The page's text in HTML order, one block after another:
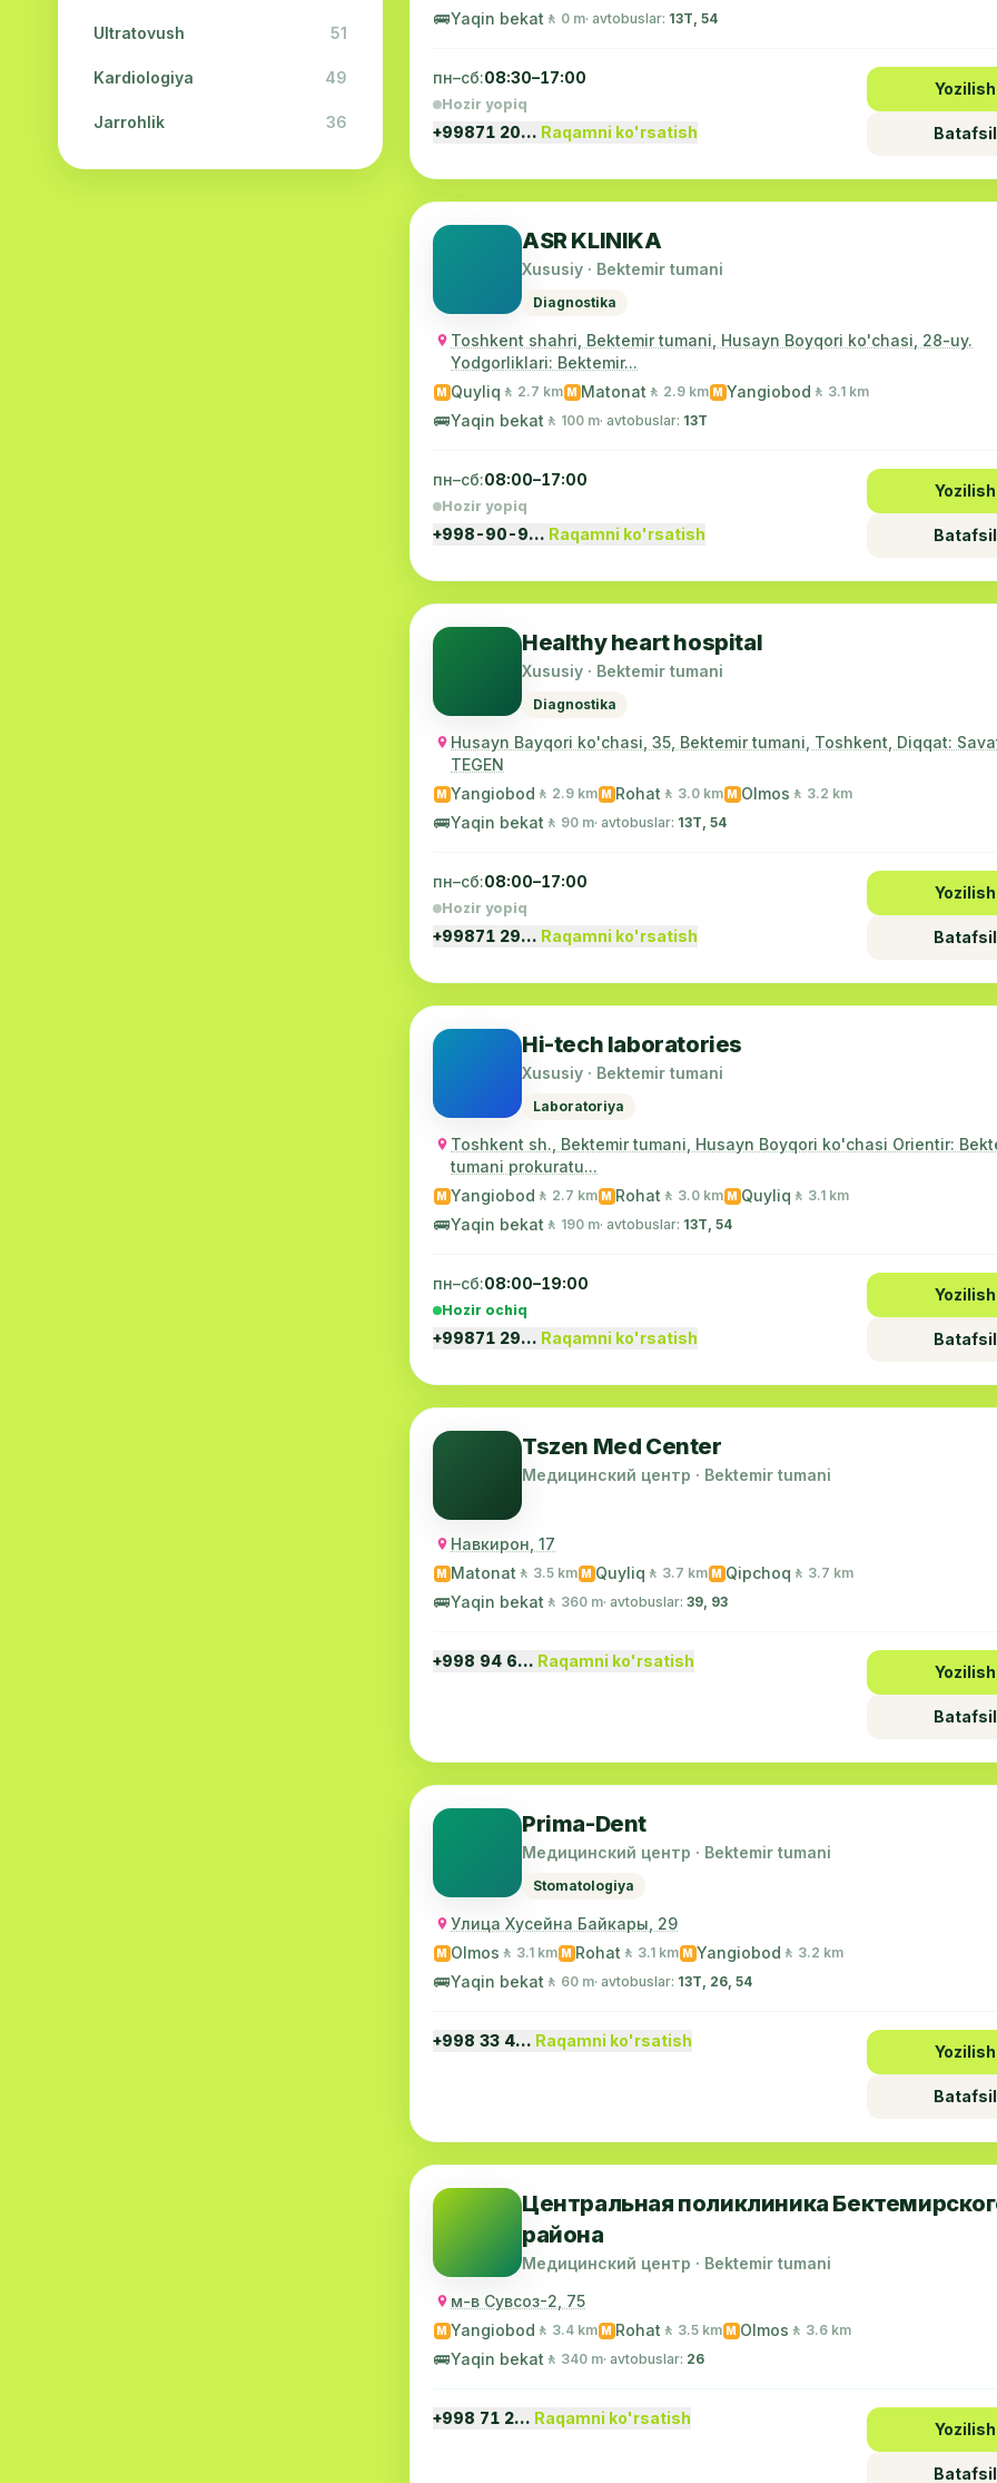
Ultratovush 51
Kardiologiya 49
Jarrohlik 36
Fizioterapiya 31
🚌Yaqin bekat 🚶 0 m· avtobuslar: 13Т, 54
пн–сб:08:30–17:00
Hozir yopiq
+99871 20… Raqamni ko'rsatish
Yozilish
Batafsil
ASR KLINIKA
Xususiy · Bektemir tumani
Diagnostika
Toshkent shahri, Bektemir tumani, Husayn Boyqori ko'chasi, 28-uy.
Yodgorliklari: Bektemir...
M Quyliq 🚶 2.7 km M Matonat 🚶 2.9 km M Yangiobod 🚶 3.1 km
🚌Yaqin bekat 🚶 100 m· avtobuslar: 13Т
пн–сб:08:00–17:00
Hozir yopiq
+998-90-9… Raqamni ko'rsatish
Yozilish
Batafsil
Healthy heart hospital
Xususiy · Bektemir tumani
Diagnostika
Husayn Bayqori ko'chasi, 35, Bektemir tumani, Toshkent, Diqqat:
TEGEN
M Yangiobod 🚶 2.9 km M Rohat 🚶 3.0 km M Olmos 🚶 3.2 km
🚌Yaqin bekat 🚶 90 m· avtobuslar: 13Т, 54
пн–сб:08:00–17:00
Hozir yopiq
+99871 29… Raqamni ko'rsatish
Yozilish
Batafsil
Hi-tech laboratories
Xususiy · Bektemir tumani
Laboratoriya
Toshkent sh., Bektemir tumani, Husayn Boyqori ko'chasi Orientir:
tumani prokuratu...
M Yangiobod 🚶 2.7 km M Rohat 🚶 3.0 km M Quyliq 🚶 3.1 km
🚌Yaqin bekat 🚶 190 m· avtobuslar: 13Т, 54
пн–сб:08:00–19:00
Hozir ochiq
+99871 29… Raqamni ko'rsatish
Yozilish
Batafsil
Tszen Med Center
Медицинский центр · Bektemir tumani
Навкирон, 17
M Matonat 🚶 3.5 km M Quyliq 🚶 3.7 km M Qipchoq 🚶 3.7 km
🚌Yaqin bekat 🚶 360 m· avtobuslar: 39, 93
+998 94 6… Raqamni ko'rsatish
Yozilish
Batafsil
Prima-Dent
Медицинский центр · Bektemir tumani
Stomatologiya
Улица Хусейна Байкары, 29
M Olmos 🚶 3.1 km M Rohat 🚶 3.1 km M Yangiobod 🚶 3.2 km
🚌Yaqin bekat 🚶 60 m· avtobuslar: 13Т, 26, 54
+998 33 4… Raqamni ko'rsatish
Yozilish
Batafsil
Центральная поликлиника
района
Медицинский центр · Bektemir tumani
м-в Сувсоз-2, 75
M Yangiobod 🚶 3.4 km M Rohat 🚶 3.5 km M Olmos 🚶 3.6 km
🚌Yaqin bekat 🚶 340 m· avtobuslar: 26
+998 71 2… Raqamni ko'rsatish
Yozilish
Batafsil